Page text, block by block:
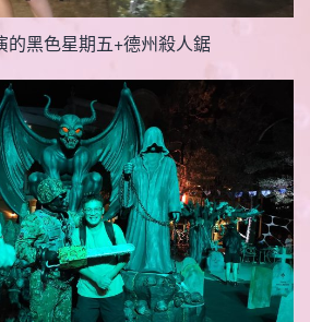
的黑色星期五+德州殺人鋸